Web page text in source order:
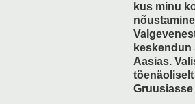
kus minu
Aasias.